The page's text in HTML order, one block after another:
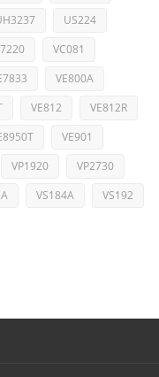
US224
VC081
VE800A
VE812
VE812R
VE901
VP1920
VP2730
VS184A
VS192